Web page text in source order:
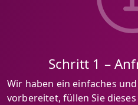
Schritt 1 –
Wir haben ein einfaches
vorbereitet, füllen Sie